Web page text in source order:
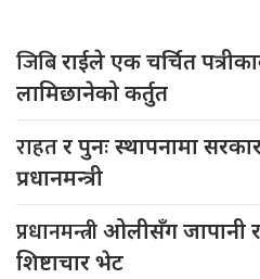
जिबिराईले एक चर्चित
लामिछानेको कर्तुत
राहतर पुनः स्थापनामा
प्रधानमन्त्री
प्रधानमन्त्रीओलीसँग जापानी
शिष्टाचार भेट